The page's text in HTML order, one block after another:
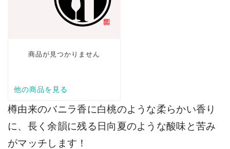
樽由来のバニラ香に白桃のような柔らかい香り
に、長く余韻に残る日向夏のような酸味と苦み
がマッチします！